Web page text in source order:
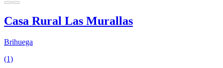
Casa Rural Las Murallas
Brihuega
(1)